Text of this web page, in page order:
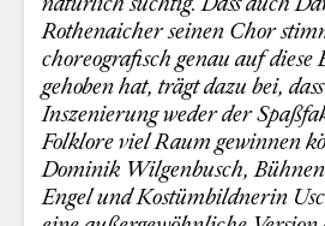
Rothenaicherseinen Chor
choreografisch genau auf diese
gehoben hat, trägt dazu bei,
Inszenierung weder der
Folklore viel Raum gewinnen
Dominik Wilgenbusch,
Engel und Kostümbildnerin